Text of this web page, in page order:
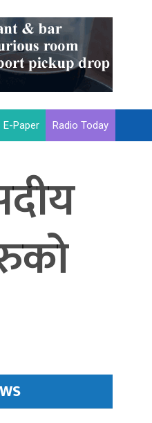
E-Paper Radio Today